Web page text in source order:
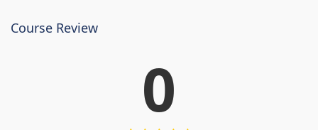
Course Review
0